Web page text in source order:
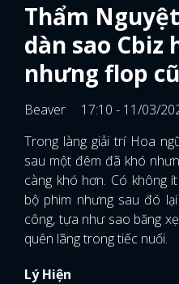
Thẩm
dàn sao Cbiz
nhưng flop
Beaver
17:10 - 11/03/
Trong làng giải trí Hoa
sau một đêm đã khó
càng khó hơn. Có không
bộ phim nhưng sau đó
công, tựa như sao băng
quên lãng trong tiếc nuối.
Lý Hiện